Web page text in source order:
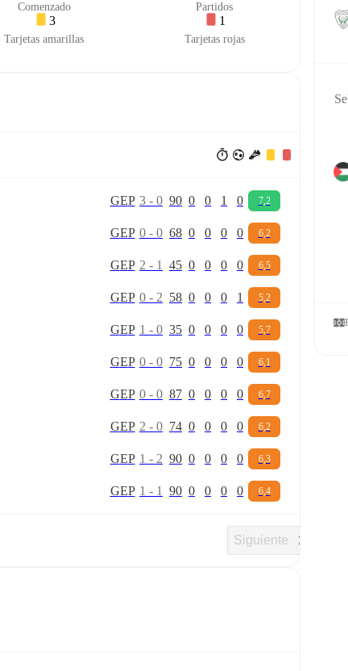
Comenzado Partidos
3
Tarjetas amarillas
1
Tarjetas rojas
GEP 3 - 0 90 0 0 1 0 7,2
GEP 0 - 0 68 0 0 0 0 6,2
GEP 2 - 1 45 0 0 0 0 6,5
GEP 0 - 2 58 0 0 0 1 5,2
GEP 1 - 0 35 0 0 0 0 5,7
GEP 0 - 0 75 0 0 0 0 6,1
GEP 0 - 0 87 0 0 0 0 6,7
GEP 2 - 0 74 0 0 0 0 6,2
GEP 1 - 2 90 0 0 0 0 6,3
GEP 1 - 1 90 0 0 0 0 6,4
Siguiente